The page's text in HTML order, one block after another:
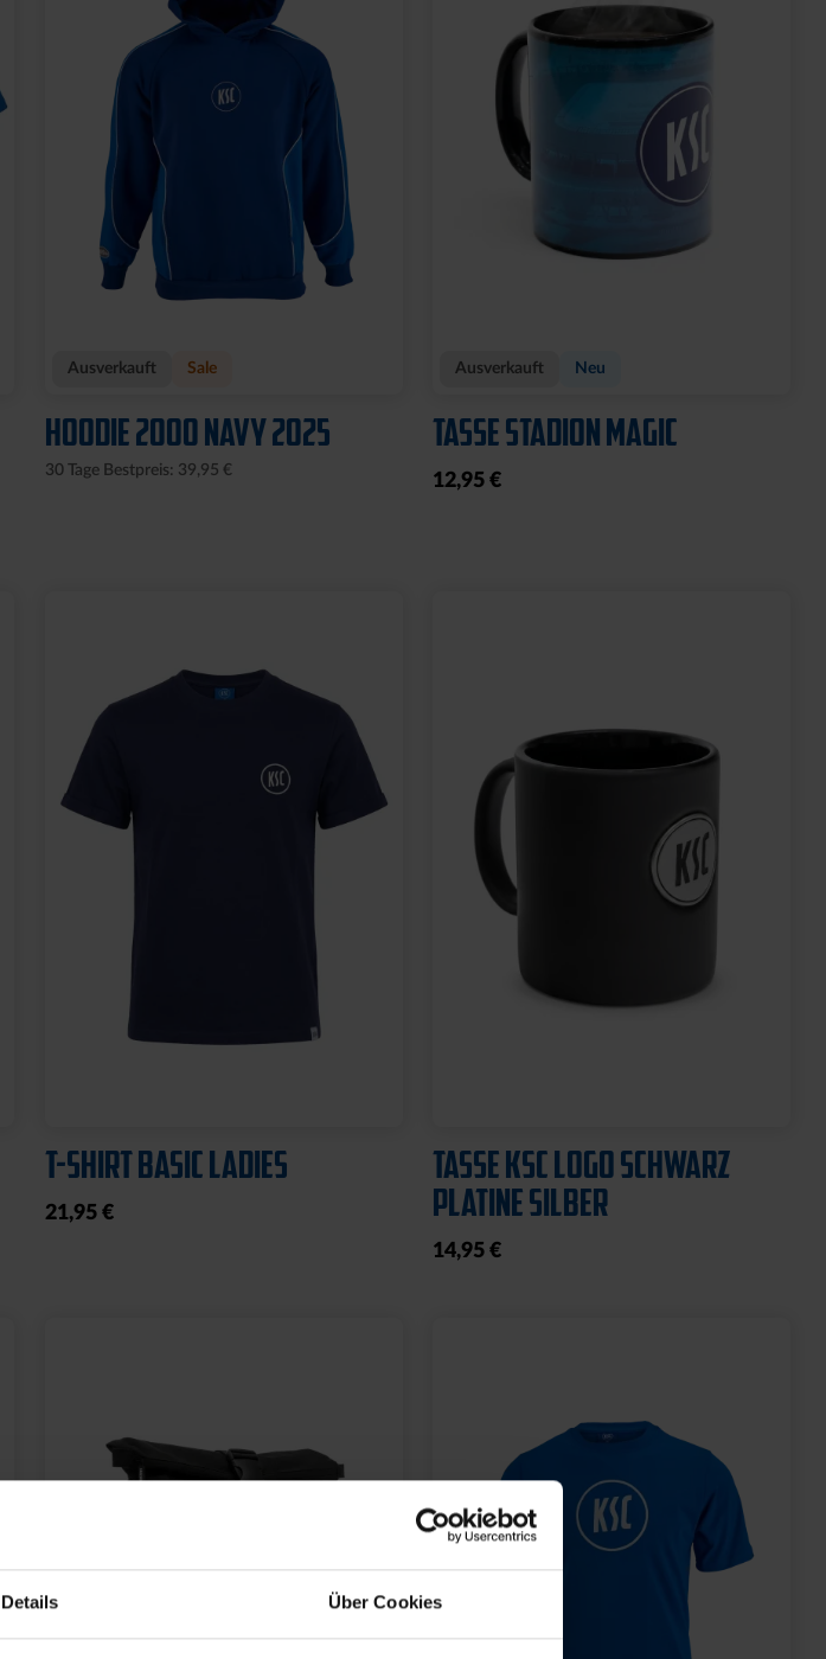
Details Über Cookies
Ausverkauft Sale
HOODIE 2000 NAVY 2025
30 Tage Bestpreis: 39,95 €
Ausverkauft Neu
TASSE STADION MAGIC
12,95 €
T-SHIRT BASIC LADIES
21,95 €
TASSE KSC LOGO SCHWARZ
PLATINE SILBER
14,95 €